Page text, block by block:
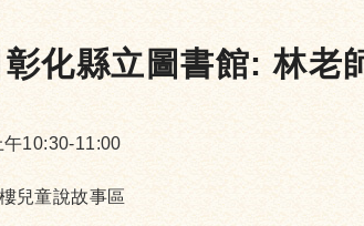
化縣立圖書館: 林老
10:30-11:00
兒童說故事區